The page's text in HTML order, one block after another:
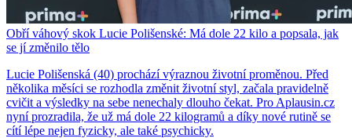
Obří váhový skok Lucie Polišenské: Má dole 22 kilo a popsala, jak
se jí změnilo tělo
Lucie Polišenská (40) prochází výraznou životní proměnou. Před
několika měsíci se rozhodla změnit životní styl, začala pravidelně
cvičit a výsledky na sebe nenechaly dlouho čekat. Pro Aplausin.cz
nyní prozradila, že už má dole 22 kilogramů a díky nové rutině se
cítí lépe nejen fyzicky, ale také psychicky.